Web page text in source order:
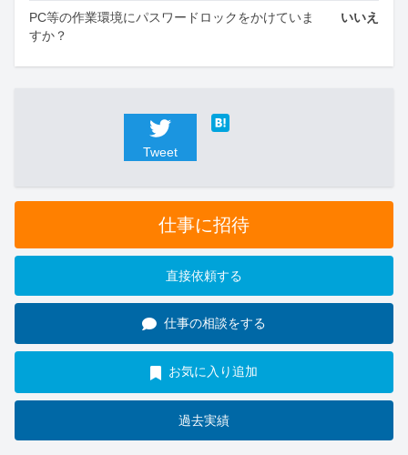
PC等の作業環境にパスワードロックをかけていま
すか？
いいえ
Tweet
仕事に招待
直接依頼する
仕事の相談をする
お気に入り追加
過去実績